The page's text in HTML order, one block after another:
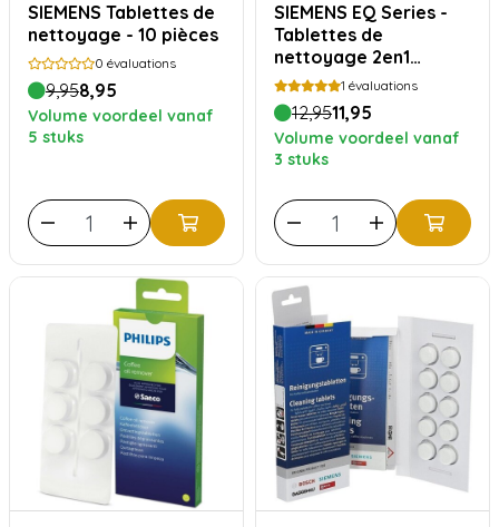
SIEMENS Tablettes de
nettoyage - 10 pièces
0 évaluations
9,958,95
Volume voordeel vanaf
5 stuks
SIEMENS EQ Series -
Tablettes de
nettoyage 2en1
TZ80001A
1 évaluations
12,9511,95
Volume voordeel vanaf
3 stuks